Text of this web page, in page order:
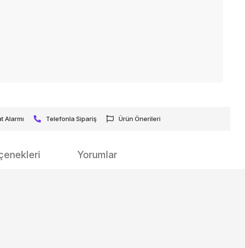
Alarmı Telefonla Sipariş Ürün Önerileri
Yorumlar